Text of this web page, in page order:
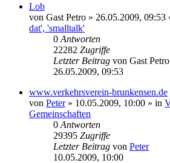
Lob
von Gast Petro » 26.05.2009, 09:53
dat', 'smalltalk'
0 Antworten
22282 Zugriffe
Letzter Beitrag von Gast Petro
26.05.2009, 09:53
www.verkehrsverein-brunkensen.de
von Peter» 10.05.2009, 10:00 » in
Gemeinschaften
0 Antworten
29395 Zugriffe
Letzter Beitrag von Peter
10.05.2009, 10:00